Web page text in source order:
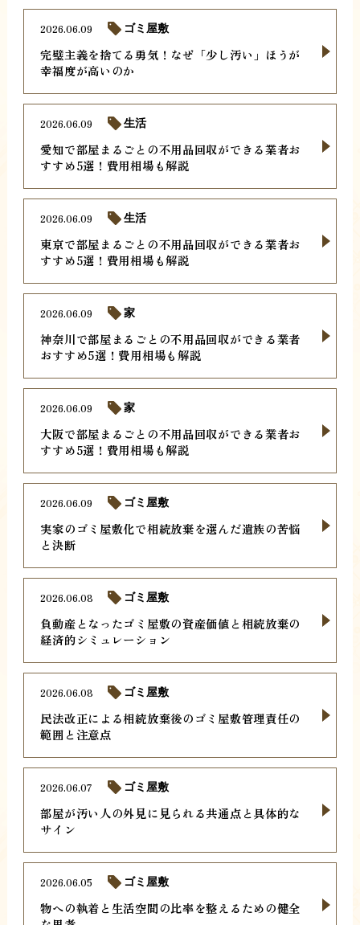
完璧主義を捨てる勇気！なぜ「少し汚い」ほうが
幸福度が高いのか
2026.06.09 ゴミ屋敷
愛知で部屋まるごとの不用品回収ができる業者お
すすめ5選！費用相場も解説
2026.06.09 生活
東京で部屋まるごとの不用品回収ができる業者お
すすめ5選！費用相場も解説
2026.06.09 生活
神奈川で部屋まるごとの不用品回収ができる業者
おすすめ5選！費用相場も解説
2026.06.09 家
大阪で部屋まるごとの不用品回収ができる業者お
すすめ5選！費用相場も解説
2026.06.09 家
実家のゴミ屋敷化で相続放棄を選んだ遺族の苦悩
と決断
2026.06.09 ゴミ屋敷
負動産となったゴミ屋敷の資産価値と相続放棄の
経済的シミュレーション
2026.06.08 ゴミ屋敷
民法改正による相続放棄後のゴミ屋敷管理責任の
範囲と注意点
2026.06.08 ゴミ屋敷
部屋が汚い人の外見に見られる共通点と具体的な
サイン
2026.06.07 ゴミ屋敷
物への執着と生活空間の比率を整えるための健全
2026.06.05 ゴミ屋敷